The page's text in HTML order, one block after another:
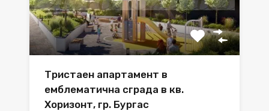
Тристаен апартамент в
емблематична сграда в кв.
Хоризонт, гр. Бургас